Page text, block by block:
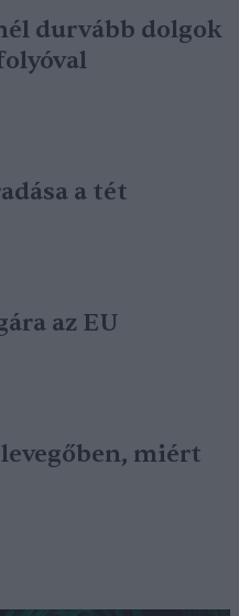
durvább dolgok
a tét
az EU
miért